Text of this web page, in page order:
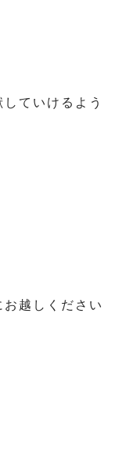
ていけるよう
越しください